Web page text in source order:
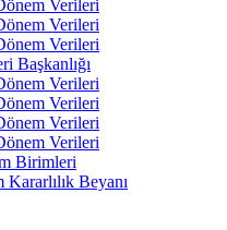
Verileri
Verileri
Verileri
Başkanlığı
Verileri
Verileri
Verileri
Verileri
Birimleri
Beyanı